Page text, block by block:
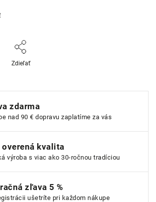
Zdieľať
zdarma
nad 90 € dopravu zaplatíme za vás
overená kvalita
výroba s viac ako 30-ročnou tradíciou
zľava 5 %
ušetríte pri každom nákupe